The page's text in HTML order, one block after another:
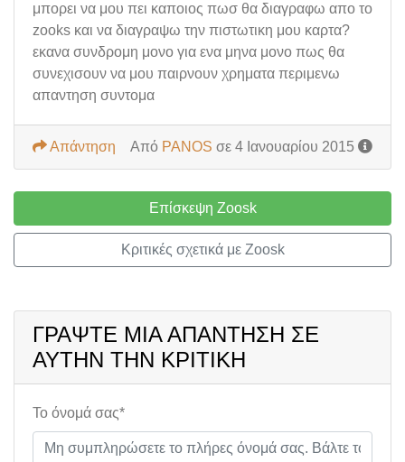
μπορει να μου πει καποιος πωσ θα διαγραφω απο το
zooks και να διαγραψω την πιστωτικη μου καρτα?
εκανα συνδρομη μονο για ενα μηνα μονο πως θα
συνεχισουν να μου παιρνουν χρηματα περιμενω
απαντηση συντομα
Από PANOS σε 4 Ιανουαρίου 2015
Απάντηση
Επίσκεψη Zoosk
Κριτικές σχετικά με Zoosk
ΓΡΆΨΤΕ ΜΙΑ ΑΠΆΝΤΗΣΗ ΣΕ
ΑΥΤΉΝ ΤΗΝ ΚΡΙΤΙΚΉ
Το όνομά σας*